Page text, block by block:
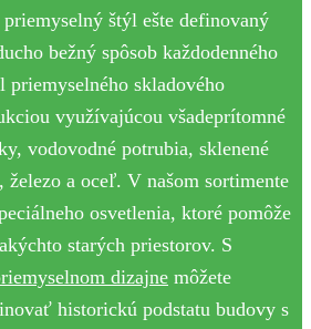
štýl ešte definovaný
bežný spôsob každodenného
skladového
využívajúcou všadeprítomné
vodovodné potrubia, sklenené
železo a oceľ. V našom sortimente
osvetlenia, ktoré pomôže
starých priestorov. S
dizajne môžete
historickú podstatu budovy s